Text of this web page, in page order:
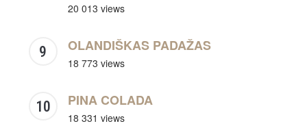
20 013 views
OLANDIŠKAS PADAŽAS
18 773 views
PINA COLADA
18 331 views